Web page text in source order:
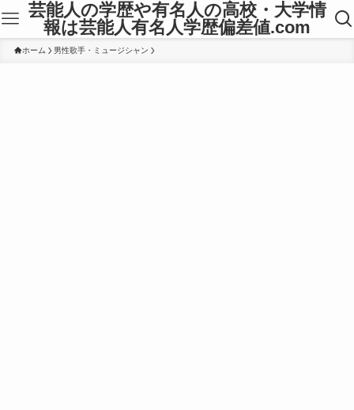
芸能人の学歴や有名人の高校・大学情
報は芸能人有名人学歴偏差値.com
ホーム 男性歌手・ミュージシャン